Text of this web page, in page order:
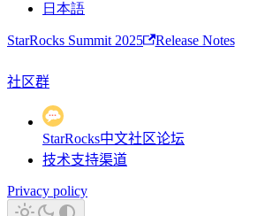
日本語
StarRocks Summit 2025 Release Notes
社区群
StarRocks中文社区论坛
技术支持渠道
Privacy policy